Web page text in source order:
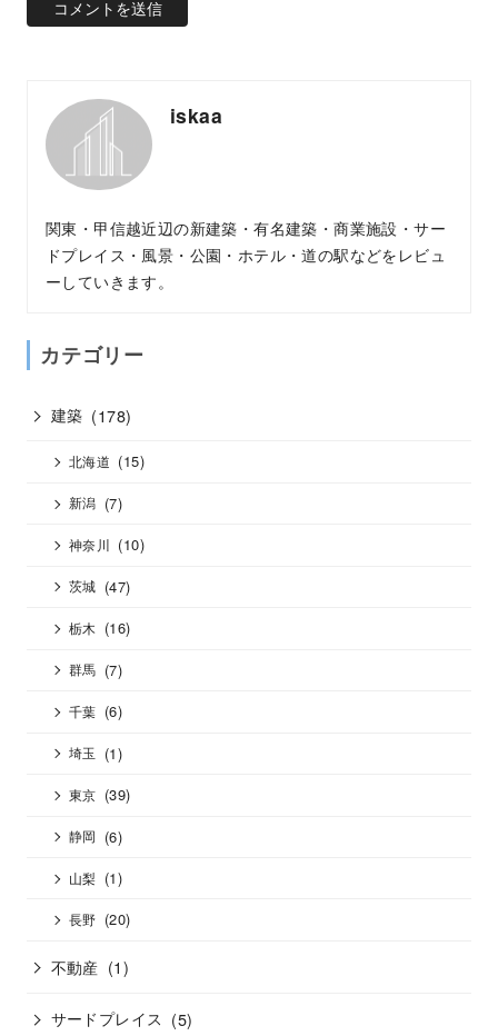
iskaa
関東・甲信越近辺の新建築・有名建築・商業施設・サー
ドプレイス・風景・公園・ホテル・道の駅などをレビュ
ーしていきます。
カテゴリー
建築 (178)
北海道 (15)
新潟 (7)
神奈川 (10)
茨城 (47)
栃木 (16)
群馬 (7)
千葉 (6)
埼玉 (1)
東京 (39)
静岡 (6)
山梨 (1)
長野 (20)
不動産 (1)
サードプレイス (5)